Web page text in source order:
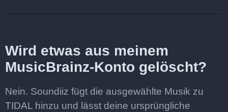
Wird etwas aus meinem
MusicBrainz-Konto gelöscht?
Nein. Soundiiz fügt die ausgewählte Musik zu
TIDAL hinzu und lässt deine ursprüngliche